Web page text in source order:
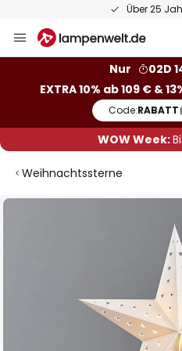
Über 25
Inhalt
Nur
02D
EXTRA 10% ab 109 € &
Code:RABATT
WOW Week:
Weihnachtssterne
Zum